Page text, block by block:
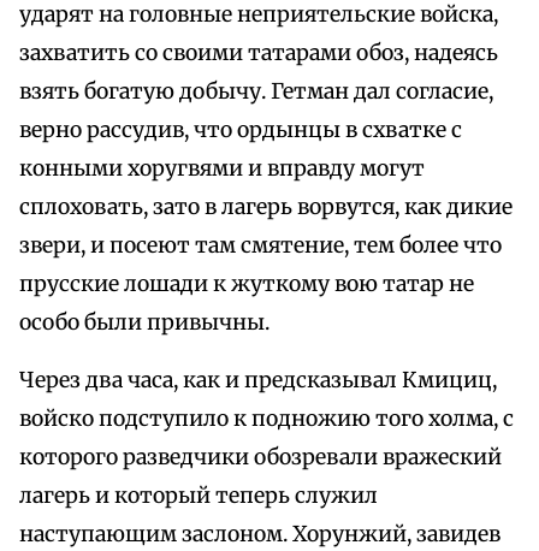
ударят на головные неприятельские войска,
захватить со своими татарами обоз, надеясь
взять богатую добычу. Гетман дал согласие,
верно рассудив, что ордынцы в схватке с
конными хоругвями и вправду могут
сплоховать, зато в лагерь ворвутся, как дикие
звери, и посеют там смятение, тем более что
прусские лошади к жуткому вою татар не
особо были привычны.
Через два часа, как и предсказывал Кмициц,
войско подступило к подножию того холма, с
которого разведчики обозревали вражеский
лагерь и который теперь служил
наступающим заслоном. Хорунжий, завидев